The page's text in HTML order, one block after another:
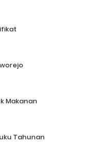
Makanan
Tahunan